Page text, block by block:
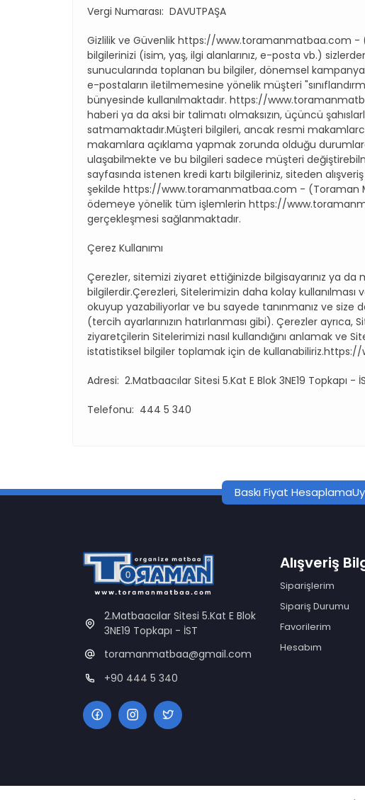
Vergi Numarası: DAVUTPAŞA
Gizlilik ve Güvenlik https://www.toramanmatbaa.com -
bilgilerinizi (isim, yaş, ilgi alanlarınız, e-posta vb.)
sunucularında toplanan bu bilgiler, dönemsel
e-postaların iletilmemesine yönelik müşteri
bünyesinde kullanılmaktadır. https://
haberi ya da aksi bir talimatı olmaksızın, üçüncü
satmamaktadır.Müşteri bilgileri, ancak resmi
makamlara açıklama yapmak zorunda olduğu
ulaşabilmekte ve bu bilgileri sadece müşteri
sayfasında istenen kredi kartı bilgileriniz, siteden
şekilde https://www.toramanmatbaa.com - (Toraman
ödemeye yönelik tüm işlemlerin https://
gerçekleşmesi sağlanmaktadır.
Çerez Kullanımı
Çerezler, sitemizi ziyaret ettiğinizde bilgisayarınız ya
bilgilerdir.Çerezleri, Sitelerimizin daha kolay
okuyup yazabiliyorlar ve bu sayede tanınmanız ve size
(tercih ayarlarınızın hatırlanması gibi). Çerezler
ziyaretçilerin Sitelerimizi nasıl kullandığını anlamak ve
istatistiksel bilgiler toplamak için de
Adresi: 2.Matbaacılar Sitesi 5.Kat E Blok 3NE19 Topkapı -
Telefonu: 444 5 340
Baskı Fiyat Hesaplama
2.Matbaacılar Sitesi 5.Kat E Blok
3NE19 Topkapı - İST
toramanmatbaa@gmail.com
+90 444 5 340
Alışveriş
Siparişlerim
Sipariş Durumu
Favorilerim
Hesabım